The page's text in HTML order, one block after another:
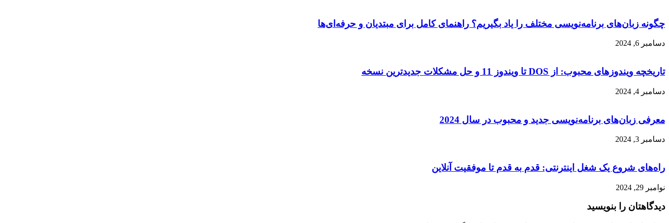
چگونه زبان‌های برنامه‌نویسی مختلف را یاد بگیریم؟ راهنمای کامل برای مبتدیان و حرفه‌ای‌ها
دسامبر 6, 2024
تاریخچه ویندوزهای محبوب: از DOS تا ویندوز 11 و حل مشکلات جدیدترین نسخه
دسامبر 4, 2024
معرفی زبان‌های برنامه‌نویسی جدید و محبوب در سال 2024
دسامبر 3, 2024
راه‌های شروع یک شغل اینترنتی: قدم به قدم تا موفقیت آنلاین
نوامبر 29, 2024
دیدگاهتان را بنویسید